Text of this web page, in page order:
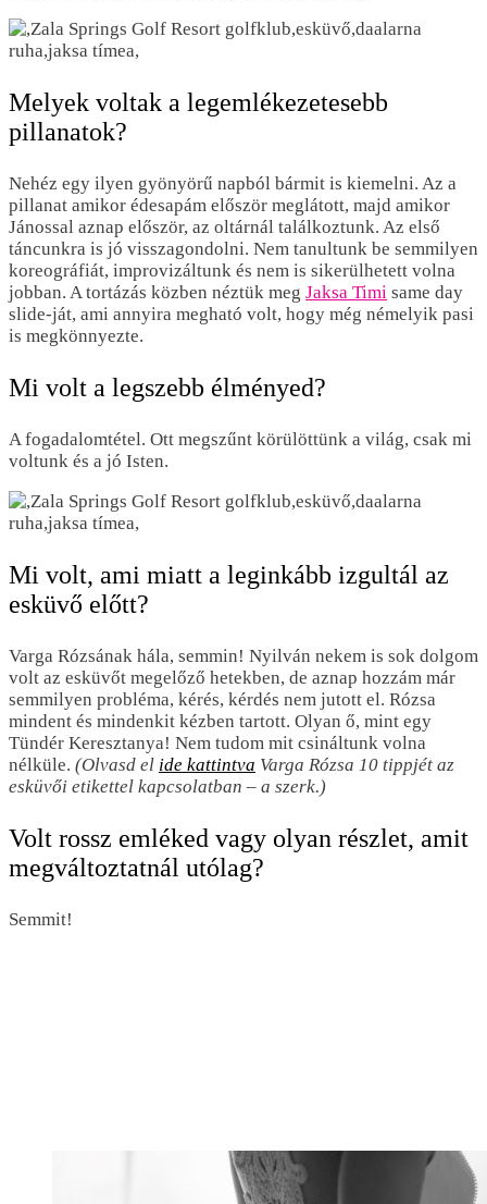
Melyek voltak a legemlékezetesebb
pillanatok?
Nehéz egy ilyen gyönyörű napból bármit is kiemelni. Az a
pillanat amikor édesapám először meglátott, majd amikor
Jánossal aznap először, az oltárnál találkoztunk. Az első
táncunkra is jó visszagondolni. Nem tanultunk be semmilyen
koreográfiát, improvizáltunk és nem is sikerülhetett volna
jobban. A tortázás közben néztük meg Jaksa Timi same day
slide-ját, ami annyira megható volt, hogy még némelyik pasi
is megkönnyezte.
Mi volt a legszebb élményed?
A fogadalomtétel. Ott megszűnt körülöttünk a világ, csak mi
voltunk és a jó Isten.
Mi volt, ami miatt a leginkább izgultál az
esküvő előtt?
Varga Rózsának hála, semmin! Nyilván nekem is sok dolgom
volt az esküvőt megelőző hetekben, de aznap hozzám már
semmilyen probléma, kérés, kérdés nem jutott el. Rózsa
mindent és mindenkit kézben tartott. Olyan ő, mint egy
Tündér Keresztanya! Nem tudom mit csináltunk volna
nélküle. (Olvasd el ide kattintva Varga Rózsa 10 tippjét az
esküvői etikettel kapcsolatban – a szerk.)
Volt rossz emléked vagy olyan részlet, amit
megváltoztatnál utólag?
Semmit!